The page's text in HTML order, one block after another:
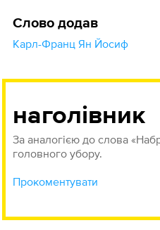
Слово додав
Карл-Франц Ян Йосиф
наголівник
За аналогією до слова
головного убору.
Прокоментувати